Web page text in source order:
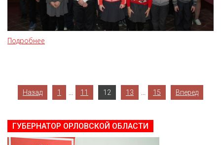
Подробнее
Назад 1 ... 11 12 13 ... 15 Вперед
ГУБЕРНАТОР ОРЛОВСКОЙ ОБЛАСТИ